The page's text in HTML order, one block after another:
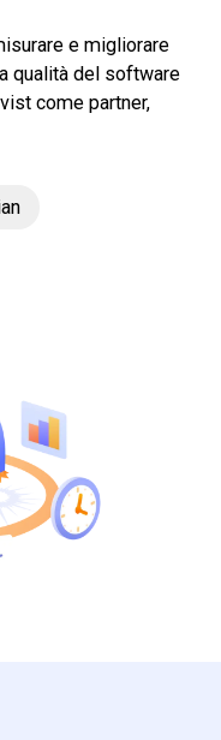
e migliorare
qualità del software
come partner,